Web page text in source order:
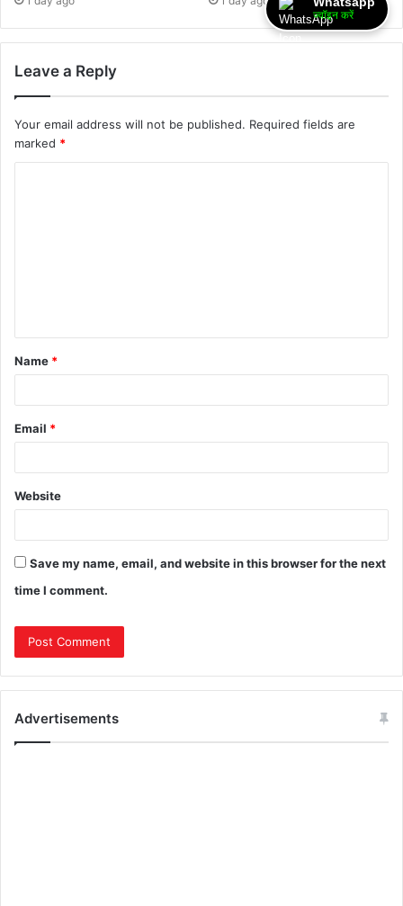
Leave a Reply
Your email address will not be published. Required fields are
marked *
Name *
Email *
Website
Save my name, email, and website in this browser for the next
time I comment.
Advertisements
ज्वॉइन करें